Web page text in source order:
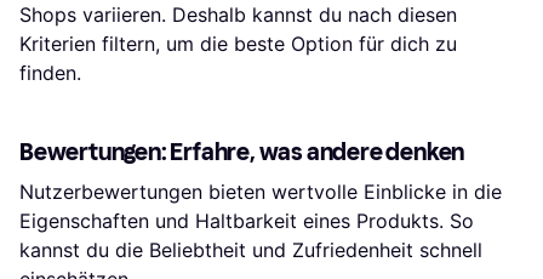
Shops variieren. Deshalb kannst du nach diesen
Kriterien filtern, um die beste Option für dich zu
finden.
Bewertungen: Erfahre, was andere denken
Nutzerbewertungen bieten wertvolle Einblicke in die
Eigenschaften und Haltbarkeit eines Produkts. So
kannst du die Beliebtheit und Zufriedenheit schnell